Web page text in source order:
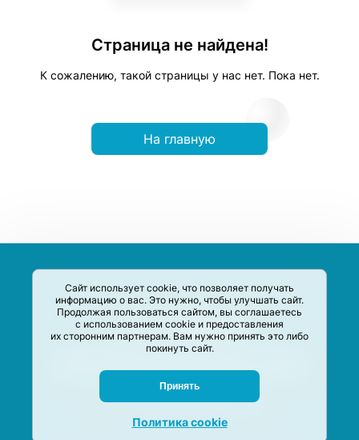
Сайт использует cookie, что позволяет получать
информацию о вас. Это нужно, чтобы улучшать сайт.
Продолжая пользоваться сайтом, вы соглашаетесь
с использованием cookie и предоставления
их сторонним партнерам. Вам нужно принять это либо
покинуть сайт.
Принять
Политика cookie
Страница не найдена!
К сожалению, такой страницы у нас нет. Пока нет.
На главную
систематизации акций и скидок на товары и услуги в РФ
Задать вопрос
© M-Social production 2020 –2026